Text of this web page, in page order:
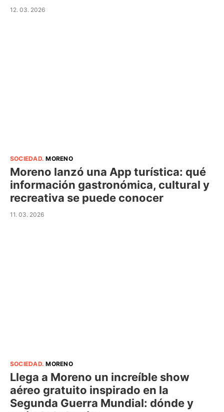
12. 03. 2026
SOCIEDAD.MORENO
Moreno lanzó una App turística: qué
información gastronómica, cultural y
recreativa se puede conocer
11. 03. 2026
SOCIEDAD.MORENO
Llega a Moreno un increíble show
aéreo gratuito inspirado en la
Segunda Guerra Mundial: dónde y